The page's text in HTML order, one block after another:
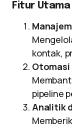
Fitur Utama
kontak,
Otomasi
pipeline
Analitik